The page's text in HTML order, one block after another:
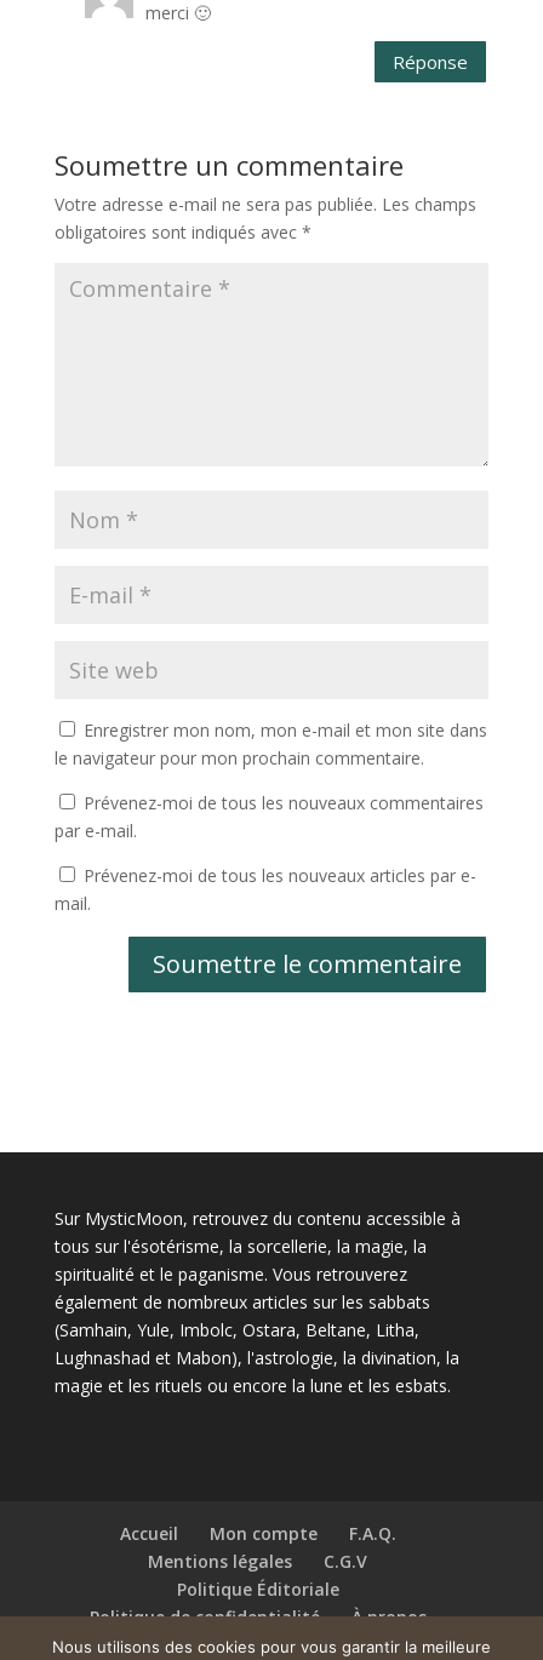
merci 🙂
Réponse
Soumettre un commentaire
Votre adresse e-mail ne sera pas publiée. Les champs
obligatoires sont indiqués avec *
Enregistrer mon nom, mon e-mail et mon site dans
le navigateur pour mon prochain commentaire.
Prévenez-moi de tous les nouveaux commentaires
par e-mail.
Prévenez-moi de tous les nouveaux articles par e-
mail.
Soumettre le commentaire
Sur MysticMoon, retrouvez du contenu accessible à
tous sur l'ésotérisme, la sorcellerie, la magie, la
spiritualité et le paganisme. Vous retrouverez
également de nombreux articles sur les sabbats
(Samhain, Yule, Imbolc, Ostara, Beltane, Litha,
Lughnashad et Mabon), l'astrologie, la divination, la
magie et les rituels ou encore la lune et les esbats.
Accueil Mon compte
F.A.Q.
Mentions légales
C.G.V
Politique Éditoriale
Politique de confidentialité
À propos
Contact
Nous utilisons des cookies pour vous garantir la meilleure